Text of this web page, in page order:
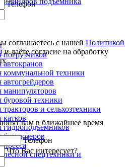
техники
техники
и сельхозтехники
спецтехники и
Телефон
соглашаетесь с нашейПолитикой
и даёте согласие на обработку
вам в ближайшее время
Телефон
Что Вас интересует?